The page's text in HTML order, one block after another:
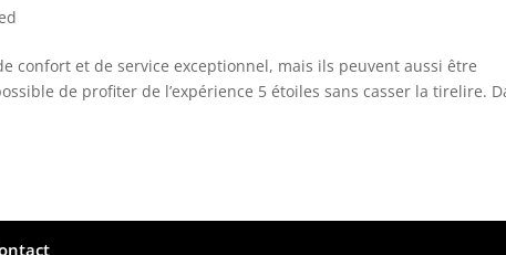
confort et de service exceptionnel, mais ils peuvent aussi être
de profiter de l’expérience 5 étoiles sans casser la tirelire.